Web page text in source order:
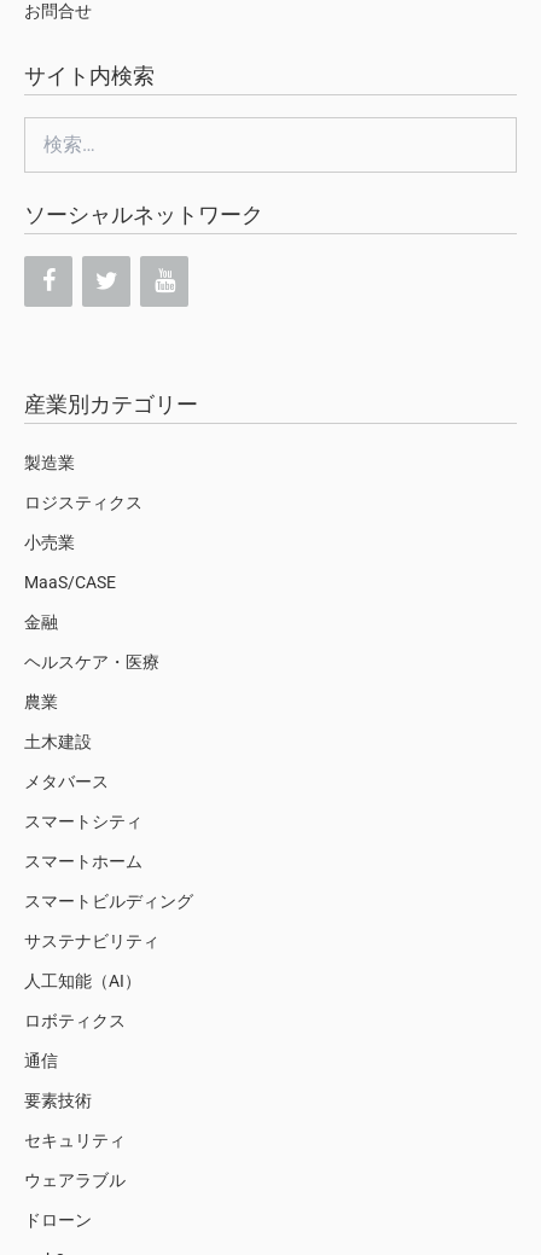
お問合せ
サイト内検索
索:
ソーシャルネットワーク
産業別カテゴリー
製造業
ロジスティクス
小売業
MaaS/CASE
金融
ヘルスケア・医療
農業
土木建設
メタバース
スマートシティ
スマートホーム
スマートビルディング
サステナビリティ
人工知能（AI）
ロボティクス
通信
要素技術
セキュリティ
ウェアラブル
ドローン